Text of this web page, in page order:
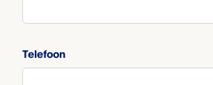
Telefoon